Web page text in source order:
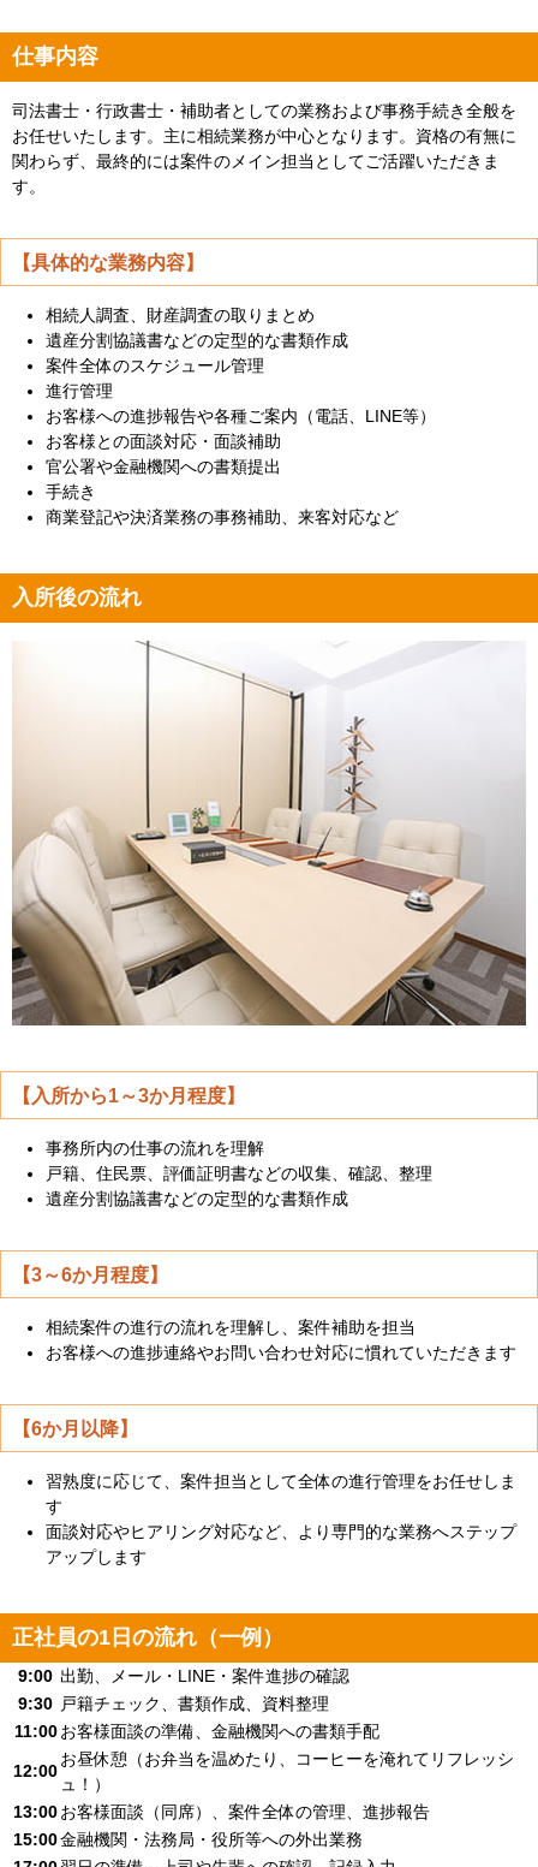
仕事内容
司法書士・行政書士・補助者としての業務および事務手続き全般を
お任せいたします。主に相続業務が中心となります。資格の有無に
関わらず、最終的には案件のメイン担当としてご活躍いただきま
す。
【具体的な業務内容】
相続人調査、財産調査の取りまとめ
遺産分割協議書などの定型的な書類作成
案件全体のスケジュール管理
進行管理
お客様への進捗報告や各種ご案内（電話、LINE等）
お客様との面談対応・面談補助
官公署や金融機関への書類提出
手続き
商業登記や決済業務の事務補助、来客対応など
入所後の流れ
【入所から1～3か月程度】
事務所内の仕事の流れを理解
戸籍、住民票、評価証明書などの収集、確認、整理
遺産分割協議書などの定型的な書類作成
【3～6か月程度】
相続案件の進行の流れを理解し、案件補助を担当
お客様への進捗連絡やお問い合わせ対応に慣れていただきます
【6か月以降】
習熟度に応じて、案件担当として全体の進行管理をお任せしま
す
面談対応やヒアリング対応など、より専門的な業務へステップ
アップします
正社員の1日の流れ（一例）
9:00 出勤、メール・LINE・案件進捗の確認
9:30 戸籍チェック、書類作成、資料整理
11:00 お客様面談の準備、金融機関への書類手配
12:00
お昼休憩（お弁当を温めたり、コーヒーを淹れてリフレッシ
ュ！）
13:00お客様面談（同席）、案件全体の管理、進捗報告
15:00金融機関・法務局・役所等への外出業務